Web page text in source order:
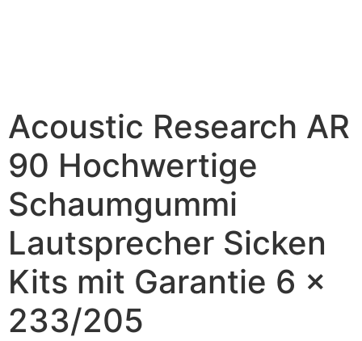
Acoustic Research AR
90 Hochwertige
Schaumgummi
Lautsprecher Sicken
Kits mit Garantie 6 x
233/205